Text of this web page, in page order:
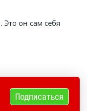
Это он сам себя
Подписаться